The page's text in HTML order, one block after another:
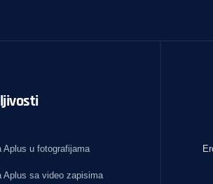
Aplus u fotografijama
Aplus sa video zapisima